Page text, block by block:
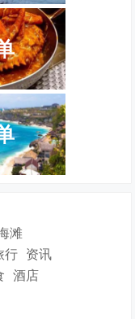
滩
行 资讯
酒店